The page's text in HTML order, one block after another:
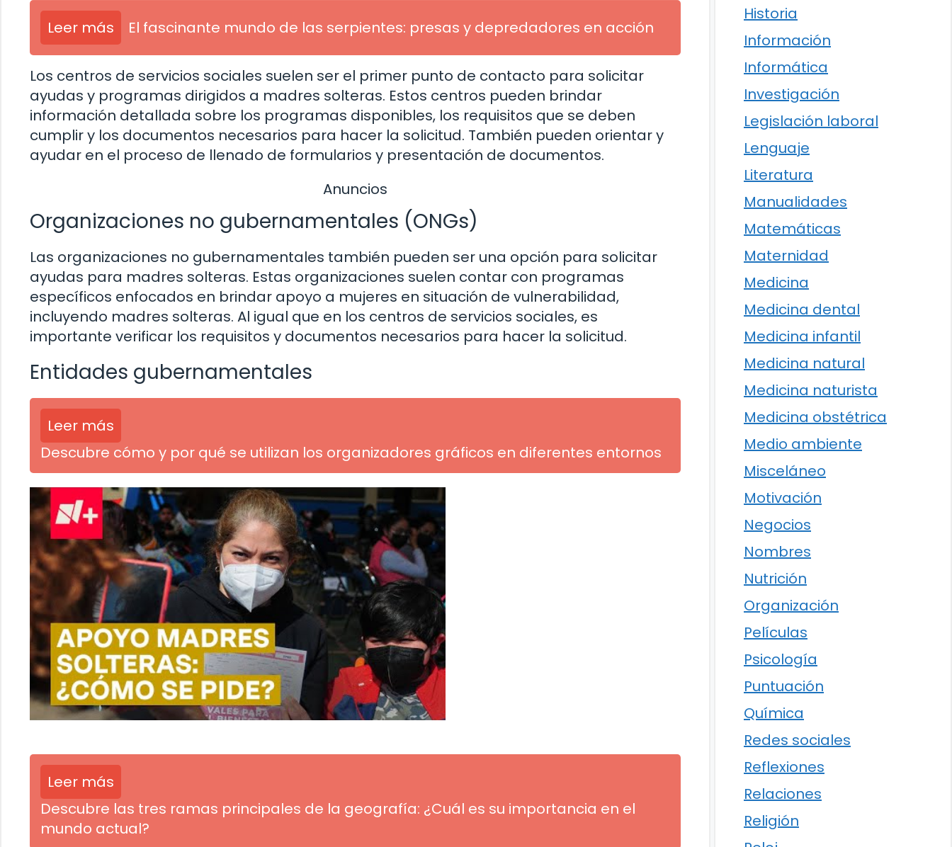
Leer más El fascinante mundo de las serpientes: presas y depredadores en acción
Los centros de servicios sociales suelen ser el primer punto de contacto para solicitar
ayudas y programas dirigidos a madres solteras. Estos centros pueden brindar
información detallada sobre los programas disponibles, los requisitos que se deben
cumplir y los documentos necesarios para hacer la solicitud. También pueden orientar y
ayudar en el proceso de llenado de formularios y presentación de documentos.
Anuncios
Organizaciones no gubernamentales (ONGs)
Las organizaciones no gubernamentales también pueden ser una opción para solicitar
ayudas para madres solteras. Estas organizaciones suelen contar con programas
específicos enfocados en brindar apoyo a mujeres en situación de vulnerabilidad,
incluyendo madres solteras. Al igual que en los centros de servicios sociales, es
importante verificar los requisitos y documentos necesarios para hacer la solicitud.
Entidades gubernamentales
Leer más
Descubre cómo y por qué se utilizan los organizadores gráficos en diferentes entornos
Leer más
Descubre las tres ramas principales de la geografía: ¿Cuál es su importancia en el
mundo actual?
Historia
Información
Informática
Investigación
Legislación laboral
Lenguaje
Literatura
Manualidades
Matemáticas
Maternidad
Medicina
Medicina dental
Medicina infantil
Medicina natural
Medicina naturista
Medicina obstétrica
Medio ambiente
Misceláneo
Motivación
Negocios
Nombres
Nutrición
Organización
Películas
Psicología
Puntuación
Química
Redes sociales
Reflexiones
Relaciones
Religión